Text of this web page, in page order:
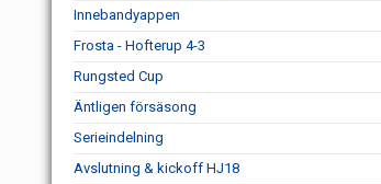
Innebandyappen
Frosta - Hofterup 4-3
Rungsted Cup
Äntligen försäsong
Serieindelning
Avslutning & kickoff HJ18